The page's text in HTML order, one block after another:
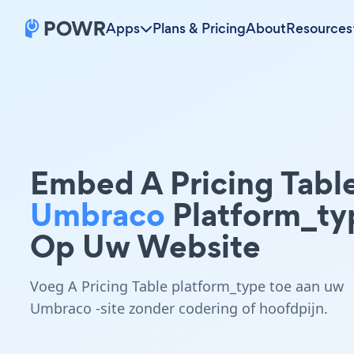
Apps Plans & PricingAboutResources
Embed A Pricing
Umbraco
Op Uw Website
Voeg A Pricing Table platform_type toe aan uw
Umbraco -site zonder codering of hoofdpijn.